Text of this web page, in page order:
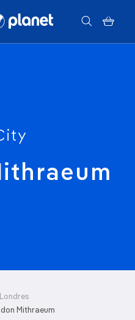
Londres
Mithraeum